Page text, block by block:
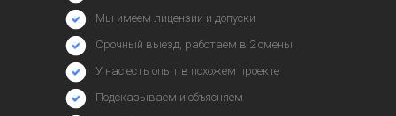
Мы имеем лицензии и допуски
Срочный выезд, работаем в 2 смены
У нас есть опыт в похожем проекте
Подсказываем и объясняем